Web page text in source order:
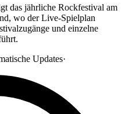
das jährliche Rockfestival am
wo der Live-Spielplan
und einzelne
Updates·